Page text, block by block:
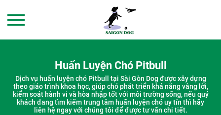
Huấn Luyện Chó Pitbull
Dịch vụ huấn luyện chó Pitbull tại Sài Gòn Dog được xây dựng
theo giáo trình khoa học, giúp chó phát triển khả năng vâng lời,
kiểm soát hành vi và hòa nhập tốt với môi trường sống, nếu quý
khách đang tìm kiếm trung tâm huấn luyện chó uy tín thì hãy
liên hệ ngay với chúng tôi để được tư vấn chi tiết.